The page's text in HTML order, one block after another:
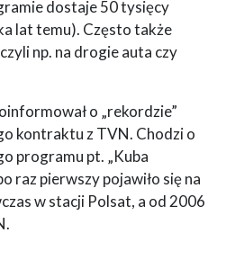
dostaje 50 tysięcy
lat temu). Często także
np. na drogie auta czy
o „rekordzie”
kontraktu z TVN. Chodzi o
programu pt. „Kuba
raz pierwszy pojawiło się na
w stacji Polsat, a od 2006